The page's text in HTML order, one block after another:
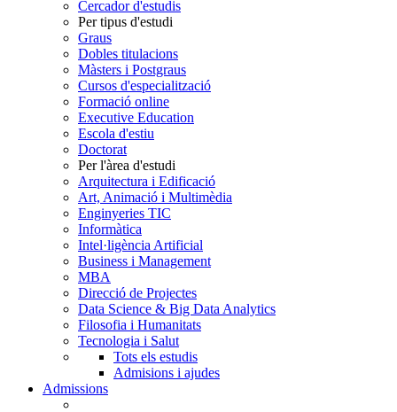
Cercador d'estudis
Per tipus d'estudi
Graus
Dobles titulacions
Màsters i Postgraus
Cursos d'especialització
Formació online
Executive Education
Escola d'estiu
Doctorat
Per l'àrea d'estudi
Arquitectura i Edificació
Art, Animació i Multimèdia
Enginyeries TIC
Informàtica
Intel·ligència Artificial
Business i Management
MBA
Direcció de Projectes
Data Science & Big Data Analytics
Filosofia i Humanitats
Tecnologia i Salut
Tots els estudis
Admisions i ajudes
Admissions